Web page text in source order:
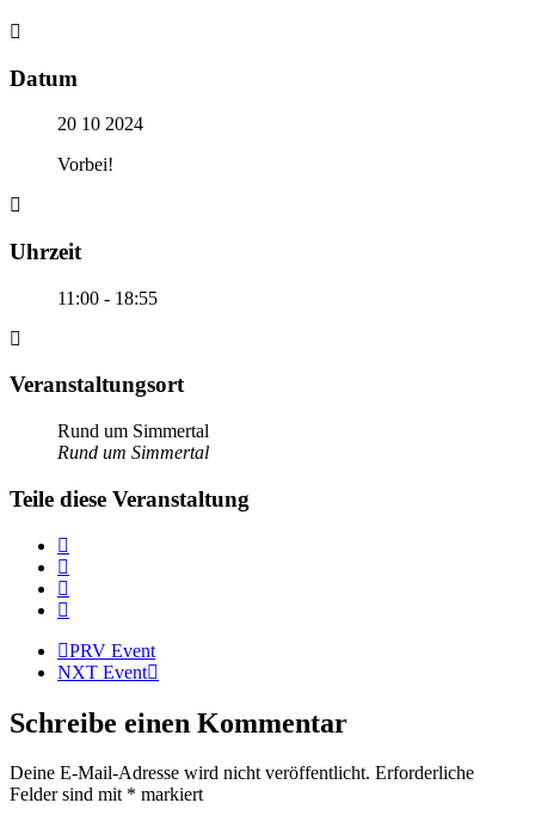
Datum
20 10 2024
Vorbei!
Uhrzeit
11:00 - 18:55
Veranstaltungsort
Rund um Simmertal
Rund um Simmertal
Teile diese Veranstaltung
PRV Event
NXT Event
Schreibe einen Kommentar
Deine E-Mail-Adresse wird nicht veröffentlicht. Erforderliche
Felder sind mit * markiert